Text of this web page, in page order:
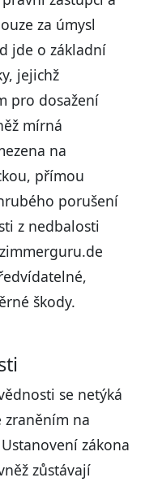
za úmysl
jde o základní
jejichž
pro dosažení
mírná
na
přímou
porušení
z nedbalosti
škody.
se netýká
zraněním na
zákona
zůstávají